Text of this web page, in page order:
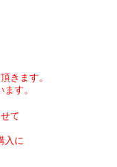
きます。
す。
て
入に